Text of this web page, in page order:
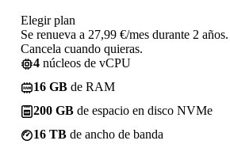
Elegir plan
Se renueva a 27,99 €/mes durante 2 años.
Cancela cuando quieras.
4 núcleos de vCPU
16 GB de RAM
200 GB de espacio en disco NVMe
16 TB de ancho de banda